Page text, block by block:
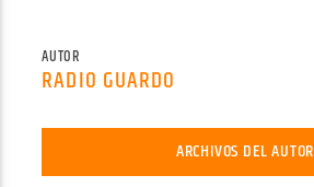
AUTOR
RADIO GUARDO
ARCHIVOS DEL AUTOR